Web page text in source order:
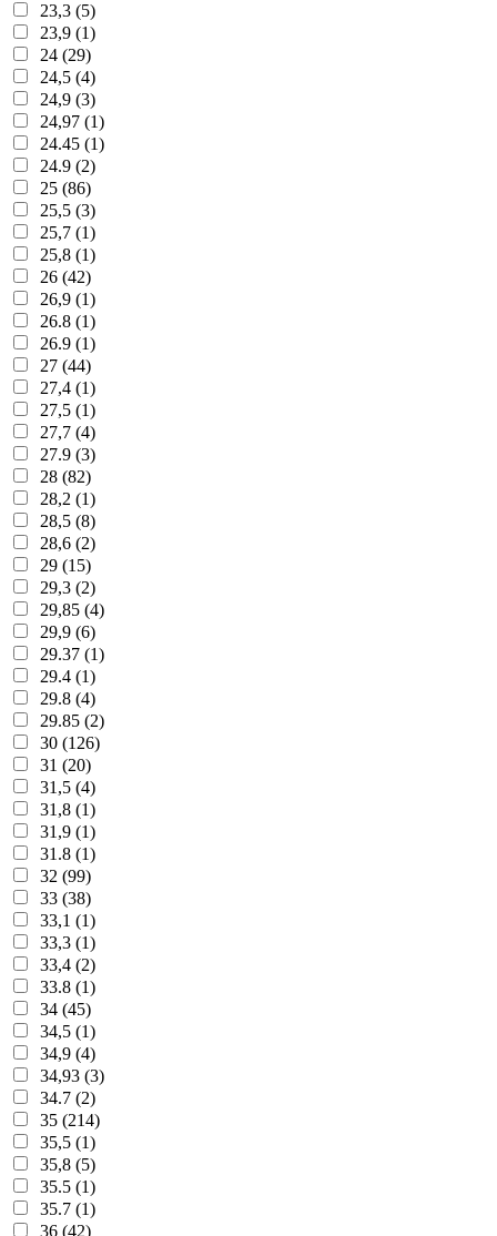
23,3 (5)
23,9 (1)
24 (29)
24,5 (4)
24,9 (3)
24,97 (1)
24.45 (1)
24.9 (2)
25 (86)
25,5 (3)
25,7 (1)
25,8 (1)
26 (42)
26,9 (1)
26.8 (1)
26.9 (1)
27 (44)
27,4 (1)
27,5 (1)
27,7 (4)
27.9 (3)
28 (82)
28,2 (1)
28,5 (8)
28,6 (2)
29 (15)
29,3 (2)
29,85 (4)
29,9 (6)
29.37 (1)
29.4 (1)
29.8 (4)
29.85 (2)
30 (126)
31 (20)
31,5 (4)
31,8 (1)
31,9 (1)
31.8 (1)
32 (99)
33 (38)
33,1 (1)
33,3 (1)
33,4 (2)
33.8 (1)
34 (45)
34,5 (1)
34,9 (4)
34,93 (3)
34.7 (2)
35 (214)
35,5 (1)
35,8 (5)
35.5 (1)
35.7 (1)
36 (42)